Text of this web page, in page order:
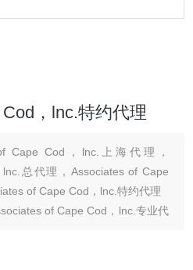
，lnc.特约代理
Cape Cod，lnc.上海代理，
总代理，Associates of Cape
of Cape Cod，lnc.特约代理
of Cape Cod，lnc.专业代